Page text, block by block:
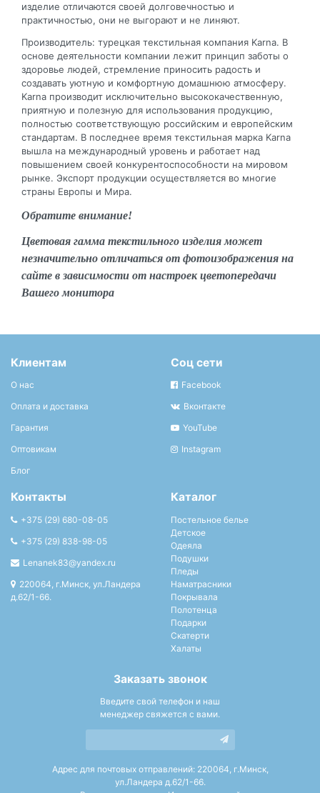
изделие отличаются своей долговечностью и
практичностью, они не выгорают и не линяют.
Производитель: турецкая текстильная компания Karna. В
основе деятельности компании лежит принцип заботы о
здоровье людей, стремление приносить радость и
создавать уютную и комфортную домашнюю атмосферу.
Karna производит исключительно высококачественную,
приятную и полезную для использования продукцию,
полностью соответствующую российским и европейским
стандартам. В последнее время текстильная марка Karna
вышла на международный уровень и работает над
повышением своей конкурентоспособности на мировом
рынке. Экспорт продукции осуществляется во многие
страны Европы и Мира.
Обратите внимание!
Цветовая гамма текстильного изделия может
незначительно отличаться от фотоизображения на
сайте в зависимости от настроек цветопередачи
Вашего монитора
Клиентам
О нас
Оплата и доставка
Гарантия
Оптовикам
Блог
Соц сети
Facebook
Вконтакте
YouTube
Instagram
Контакты
+375 (29) 680-08-05
+375 (29) 838-98-05
Lenanek83@yandex.ru
220064, г.Минск, ул.Ландера
д.62/1-66.
Каталог
Постельное белье
Детское
Одеяла
Подушки
Пледы
Наматрасники
Покрывала
Полотенца
Подарки
Скатерти
Халаты
Заказать звонок
Введите свой телефон и наш
менеджер свяжется с вами.
Адрес для почтовых отправлений: 220064, г.Минск,
ул.Ландера д.62/1-66.